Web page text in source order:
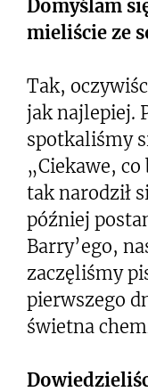
Domyślam
mieliście ze
Tak,
jak najlepiej.
spotkaliśmy
„Ciekawe, co
tak narodził
później
Barry’ego,
zaczęliśmy
pierwszego
świetna